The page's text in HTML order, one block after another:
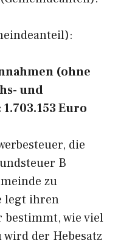
(ohne
und
Euro
die
B
zu
legt ihren
bestimmt, wie viel
der Hebesatz